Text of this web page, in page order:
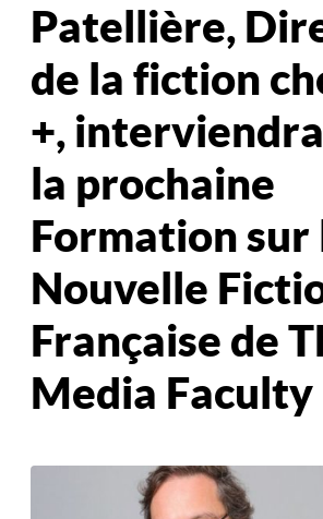
Patellière,
de la fiction
+,
la prochaine
Formation sur
Nouvelle
Française de
Media Faculty